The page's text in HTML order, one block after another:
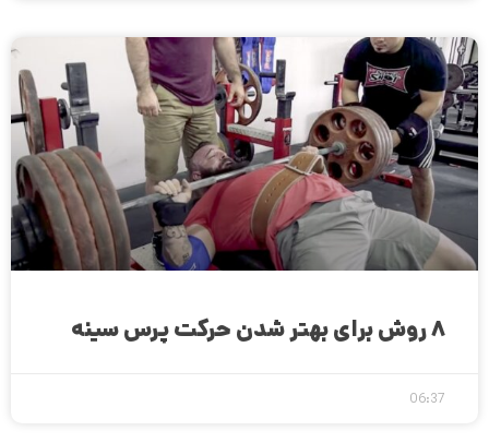
۸ روش برای بهتر شدن حرکت پرس سینه
06:37